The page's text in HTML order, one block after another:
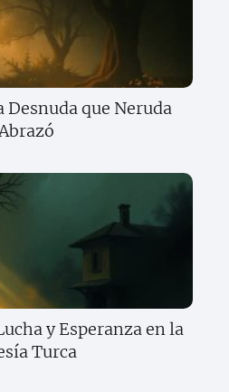
Desnuda que Neruda
y Esperanza en la
Turca